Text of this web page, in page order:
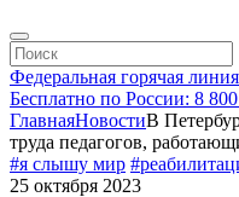
Федеральная горячая
Бесплатно по России: 8
ГлавнаяНовостиВ
труда педагогов,
#я слышу мир
25 октября 2023